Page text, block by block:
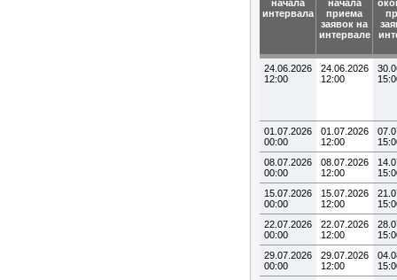
начала
интервала
начала
приема
заявок на
интервале
24.06.2026
12:00
24.06.2026
12:00
01.07.2026
00:00
01.07.2026
12:00
08.07.2026
00:00
08.07.2026
12:00
15.07.2026
00:00
15.07.2026
12:00
22.07.2026
00:00
22.07.2026
12:00
29.07.2026
00:00
29.07.2026
12:00